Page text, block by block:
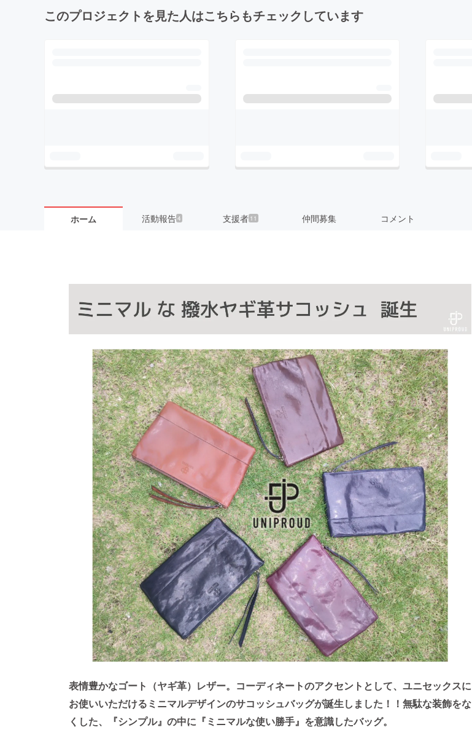
このプロジェクトを見た人はこちらもチェックしています
ホーム 活動報告4 支援者 11 仲間募集 コメント
表情豊かなゴート（ヤギ革）レザー。 コーディネートのアクセントとして、ユニセックスに
お使いいただけるミニマルデザインのサコッシュバッグが誕生しました！！ 無駄な装飾をな
くした、『シンプル』の中に『ミニマルな使い勝手』を意識したバッグ。